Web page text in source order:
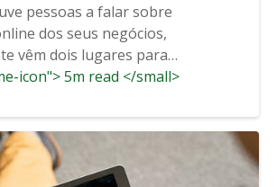
pessoas a falar sobre
dos seus negócios,
vêm dois lugares para
icon"> 5m read </small>